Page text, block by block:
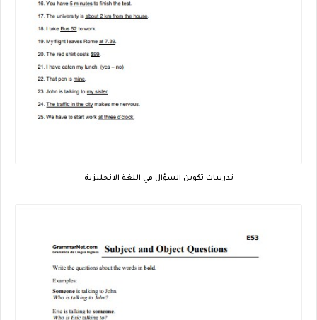
تدريبات تكوين السؤال في اللغة الانجليزية